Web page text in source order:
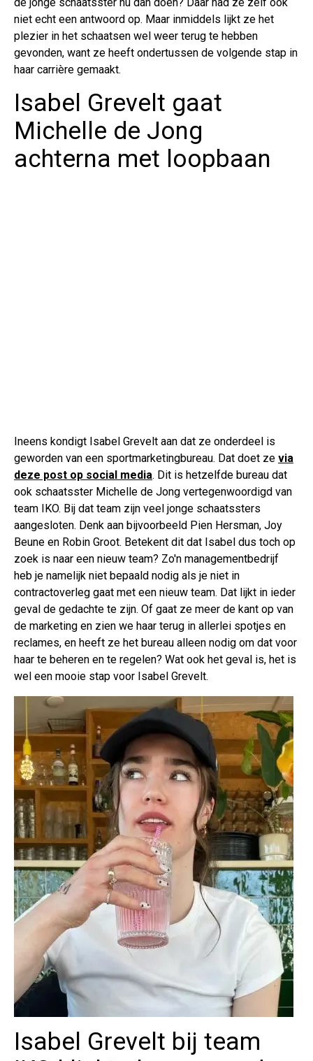
niet echt een antwoord op. Maar inmiddels lijkt ze het
plezier in het schaatsen wel weer terug te hebben
gevonden, want ze heeft ondertussen de volgende stap in
haar carrière gemaakt.
Isabel Grevelt gaat
Michelle de Jong
achterna met loopbaan
Ineens kondigt Isabel Grevelt aan dat ze onderdeel is
geworden van een sportmarketingbureau. Dat doet ze via
deze post op social media. Dit is hetzelfde bureau dat
ook schaatsster Michelle de Jong vertegenwoordigd van
team IKO. Bij dat team zijn veel jonge schaatssters
aangesloten. Denk aan bijvoorbeeld Pien Hersman, Joy
Beune en Robin Groot. Betekent dit dat Isabel dus toch op
zoek is naar een nieuw team? Zo'n managementbedrijf
heb je namelijk niet bepaald nodig als je niet in
contractoverleg gaat met een nieuw team. Dat lijkt in ieder
geval de gedachte te zijn. Of gaat ze meer de kant op van
de marketing en zien we haar terug in allerlei spotjes en
reclames, en heeft ze het bureau alleen nodig om dat voor
haar te beheren en te regelen? Wat ook het geval is, het is
wel een mooie stap voor Isabel Grevelt.
Isabel Grevelt bij team